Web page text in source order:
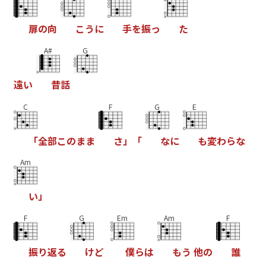
扉の向 こ う に 手を振っ た
遠い
A#
昔話
G
C
「全部このまま
F
さ 」 「
G
なに
E
も変わらな
Am
い」
F
振り返る
G
けど
Em
僕らは
Am
もう 他の
F
誰